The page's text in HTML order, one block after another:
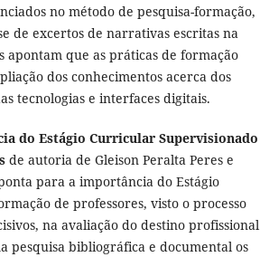
no método de pesquisa-formação,
de excertos de narrativas escritas na
apontam que as práticas de formação
dos conhecimentos acerca dos
tecnologias e interfaces digitais.
do Estágio Curricular Supervisionado
de autoria de Gleison Peralta Peres e
para a importância do Estágio
de professores, visto o processo
na avaliação do destino profissional
pesquisa bibliográfica e documental os